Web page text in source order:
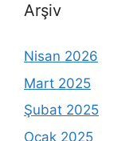
Arşiv
Nisan 2026
Mart 2025
Şubat 2025
Ocak 2025